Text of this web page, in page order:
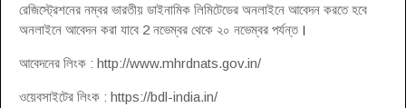
রেজিস্ট্রেশনের নম্বর ভারতীয় ডাইনামিক লিমিটেডের অনলাইনে আবেদন করতে হবে
অনলাইনে আবেদন করা যাবে 2 নভেম্বর থেকে ২০ নভেম্বর পর্যন্ত ।
আবেদনের লিংক : http://www.mhrdnats.gov.in/
ওয়েবসাইটের লিংক : https://bdl-india.in/